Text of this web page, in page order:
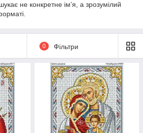
не конкретне імʼя, а зрозумілий
0 Фільтри